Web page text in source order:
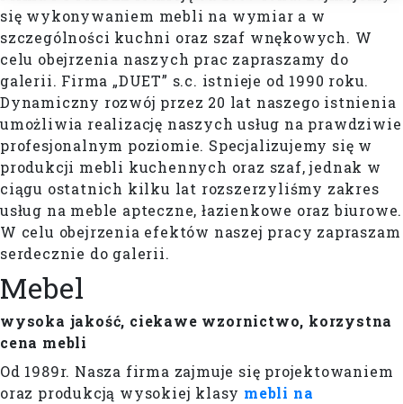
się wykonywaniem mebli na wymiar a w
szczególności kuchni oraz szaf wnękowych. W
celu obejrzenia naszych prac zapraszamy do
galerii. Firma „DUET” s.c. istnieje od 1990 roku.
Dynamiczny rozwój przez 20 lat naszego istnienia
umożliwia realizację naszych usług na prawdziwie
profesjonalnym poziomie. Specjalizujemy się w
produkcji mebli kuchennych oraz szaf, jednak w
ciągu ostatnich kilku lat rozszerzyliśmy zakres
usług na meble apteczne, łazienkowe oraz biurowe.
W celu obejrzenia efektów naszej pracy zapraszam
serdecznie do galerii.
Mebel
wysoka jakość, ciekawe wzornictwo, korzystna
cena mebli
Od 1989r. Nasza firma zajmuje się projektowaniem
oraz produkcją wysokiej klasy mebli na